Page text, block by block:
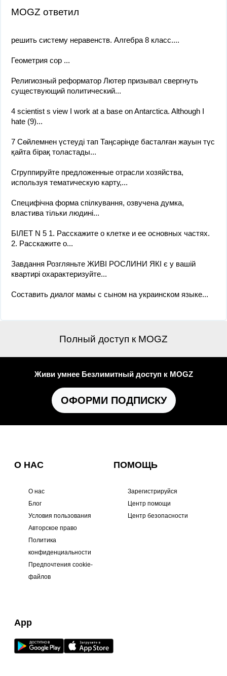
MOGZ ответил
решить систему неравенств. Алгебра 8 класс....
Геометрия сор ​...
Религиозный реформатор Лютер призывал свергнуть
существующий политический...
4 scientist s view I work at a base on Antarctica. Although I
hate (9)...
7 Сөйлемнен үстеуді тап Таңсәрінде басталған жауын түс
қайта бірақ толастады...
Сгруппируйте предложенные отрасли хозяйства,
используя тематическую карту,...
Специфічна форма спілкування, озвучена думка,
властива тільки людині​...
БІЛЕТ N 5 1. Расскажите о клетке и ее основных частях.
2. Расскажите о...
Завдання Розгляньте ЖИВІ РОСЛИНИ ЯКІ є у вашій
квартирі охарактеризуйте...
Составить диалог мамы с сыном на украинском языке...
Полный доступ к MOGZ
Живи умнее Безлимитный доступ к MOGZ
ОФОРМИ ПОДПИСКУ
О НАС
О нас
Блог
Условия пользования
Авторское право
Политика
конфиденциальности
Предпочтения cookie-
файлов
ПОМОЩЬ
Зарегистрируйся
Центр помощи
Центр безопасности
App